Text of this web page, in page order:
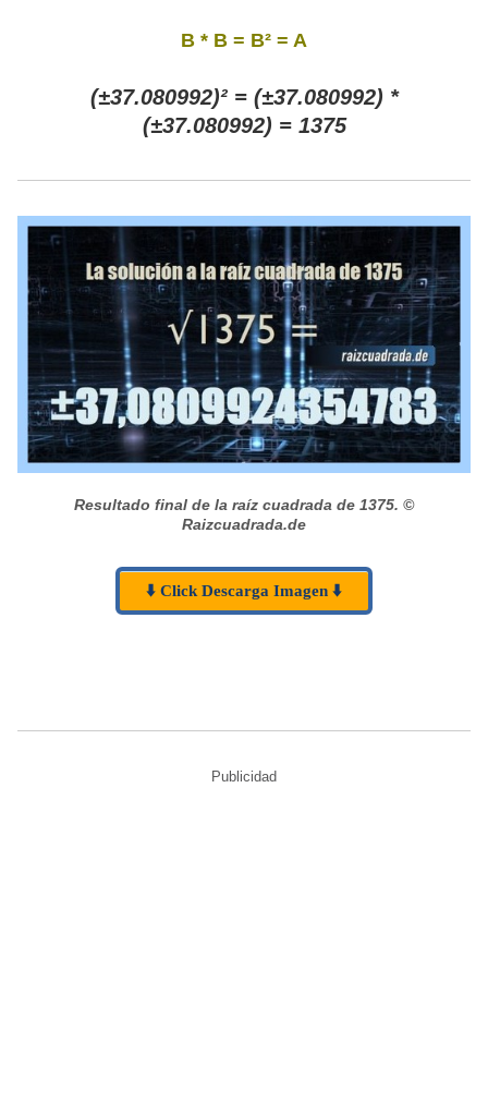
B * B = B² = A
(±37.080992)² = (±37.080992) *
(±37.080992) = 1375
Resultado final de la raíz cuadrada de 1375. ©
Raizcuadrada.de
⬇️ Click Descarga Imagen ⬇️
Publicidad